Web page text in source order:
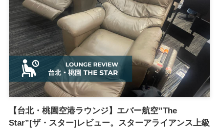
【台北・桃園空港ラウンジ】エバー航空”The
Star”[ザ・スター]レビュー。スターアライアンス上級